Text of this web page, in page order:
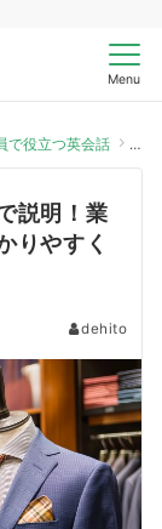
Menu
で役立つ英会話 ネ
説明！業
りやすく
dehito